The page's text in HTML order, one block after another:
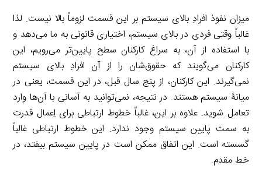
میزان نفوذ افرادِ بالای سیستم بر این قسمت لزوماً بالا نیست. لذا
غالباً وقتی فردی در بالای سیستم، اختیاری قانونی به ما می‌دهد و
با استفاده از آن، به سراغ کارکنان سطح پایین‌تر می‌رویم، این
کارکنان می‌گویند که حقوق‌شان را از آن افرادِ بالای سیستم
نمی‌گیرند. این کارکنان، از پنج سال قبل، در این قسمت، یعنی در
میانۀ سیستم هستند. در نتیجه، نمی‌توانید به آسانی با آن‌ها وارد
تعامل شوید. علاوه بر این، غالباً خطوط ارتباطی برای اِعمال قدرت
به سمت پایین سیستم وجود ندارد. این خطوط ارتباطی غالباً
گسسته است. این اتفاق ممکن است در پایین سیستم بیفتد، در
خط مقدم.